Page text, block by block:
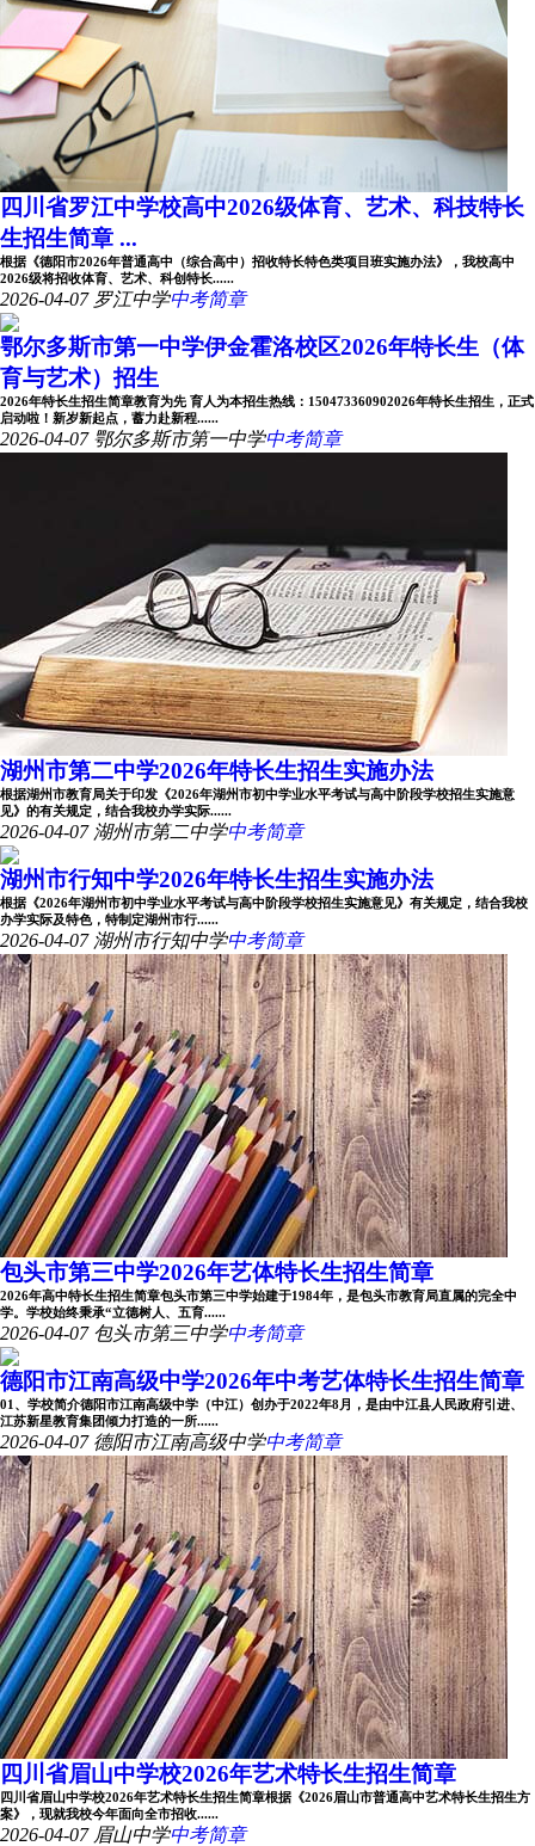
四川省罗江中学校高中2026级体育、艺术、科技特长
生招生简章 ...
根据《德阳市2026年普通高中（综合高中）招收特长特色类项目班实施办法》，我校高中
2026级将招收体育、艺术、科创特长......
2026-04-07 罗江中学中考简章
鄂尔多斯市第一中学伊金霍洛校区2026年特长生（体
育与艺术）招生
2026年特长生招生简章教育为先 育人为本招生热线：150473360902026年特长生招生，正式
启动啦！新岁新起点，蓄力赴新程......
2026-04-07 鄂尔多斯市第一中学中考简章
湖州市第二中学2026年特长生招生实施办法
根据湖州市教育局关于印发《2026年湖州市初中学业水平考试与高中阶段学校招生实施意
见》的有关规定，结合我校办学实际......
2026-04-07 湖州市第二中学中考简章
湖州市行知中学2026年特长生招生实施办法
根据《2026年湖州市初中学业水平考试与高中阶段学校招生实施意见》有关规定，结合我校
办学实际及特色，特制定湖州市行......
2026-04-07 湖州市行知中学中考简章
包头市第三中学2026年艺体特长生招生简章
2026年高中特长生招生简章包头市第三中学始建于1984年，是包头市教育局直属的完全中
学。学校始终秉承“立德树人、五育......
2026-04-07 包头市第三中学中考简章
德阳市江南高级中学2026年中考艺体特长生招生简章
01、学校简介德阳市江南高级中学（中江）创办于2022年8月，是由中江县人民政府引进、
江苏新星教育集团倾力打造的一所......
2026-04-07 德阳市江南高级中学中考简章
四川省眉山中学校2026年艺术特长生招生简章
四川省眉山中学校2026年艺术特长生招生简章根据《2026眉山市普通高中艺术特长生招生方
案》，现就我校今年面向全市招收......
2026-04-07 眉山中学中考简章